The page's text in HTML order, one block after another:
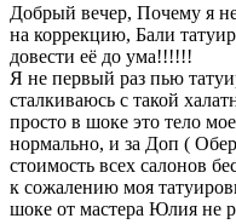
Добрый вечер, Почему я
на коррекцию, Бали
довести её до ума!!!!!!
Я не первый раз пью
сталкиваюсь с такой
просто в шоке это тело
нормально, и за Доп (
стоимость всех салонов
к сожалению моя
шоке от мастера Юлия не